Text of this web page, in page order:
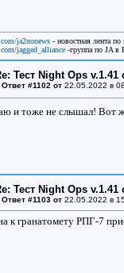
ja2nonews - новостная лента
jagged_alliance -группа по JA в
Тест Night Ops
Ответ #1102 от 22.05.2022 в
и тоже не слышал! Вот
Тест Night Ops
Ответ #1103 от 22.05.2022 в
к гранатомету РПГ-7